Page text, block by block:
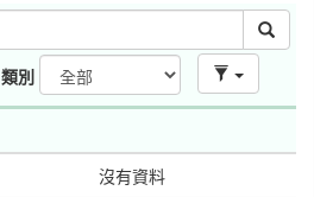
類別
沒有資料